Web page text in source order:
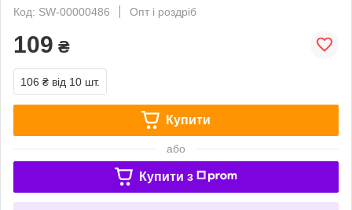
Код: SW-00000486
Опт і роздріб
109 ₴
106 ₴ від 10 шт.
Купити
або
Купити з